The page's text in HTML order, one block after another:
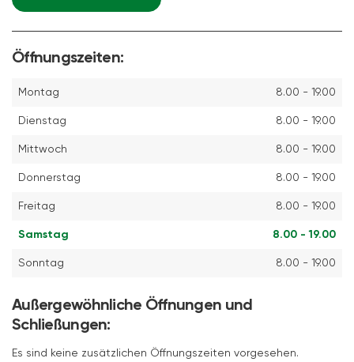
Öffnungszeiten:
Montag 8.00 - 19.00
Dienstag 8.00 - 19.00
Mittwoch 8.00 - 19.00
Donnerstag 8.00 - 19.00
Freitag 8.00 - 19.00
Samstag 8.00 - 19.00
Sonntag 8.00 - 19.00
Außergewöhnliche Öffnungen und
Schließungen:
Es sind keine zusätzlichen Öffnungszeiten vorgesehen.